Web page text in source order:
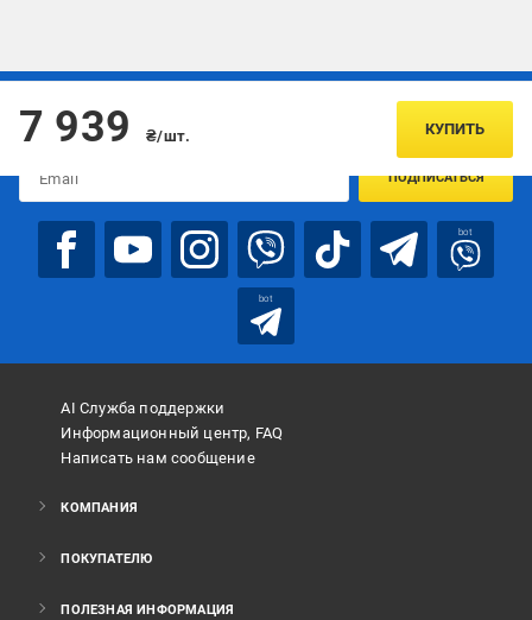
7 939 ₴/шт. КУПИТЬ
Подписывайтесь, чтобы узнавать первым об акцияx и
ПОДПИСАТЬСЯ
bot
bot
AI Служба поддержки
Информационный центр, FAQ
Написать нам сообщение
КОМПАНИЯ
ПОКУПАТЕЛЮ
ПОЛЕЗНАЯ ИНФОРМАЦИЯ